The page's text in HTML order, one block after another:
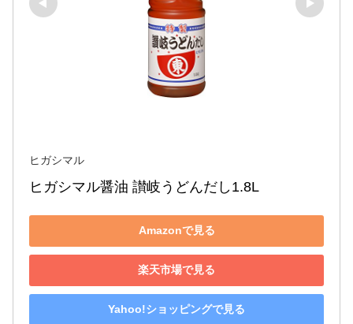
ヒガシマル
ヒガシマル醤油 讃岐うどんだし1.8L
Amazonで見る
楽天市場で見る
Yahoo!ショッピングで見る